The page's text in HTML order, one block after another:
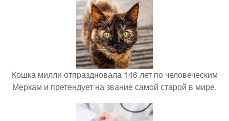
Кошка милли отпраздновала 146 лет по человеческим
Меркам и претендует на звание самой старой в мире.